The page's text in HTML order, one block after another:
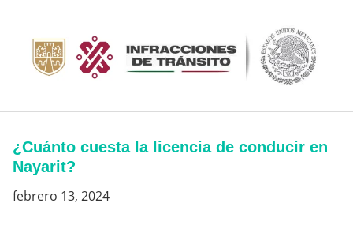
contenido
¿Cuánto cuesta la licencia de conducir en
Nayarit?
febrero 13, 2024